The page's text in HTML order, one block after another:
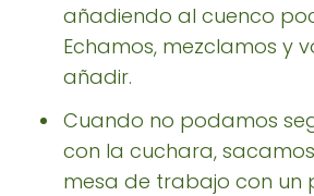
añadiendo al cuenco
Echamos, mezclamos y
añadir.
Cuando no podamos
con la cuchara,
mesa de trabajo con un